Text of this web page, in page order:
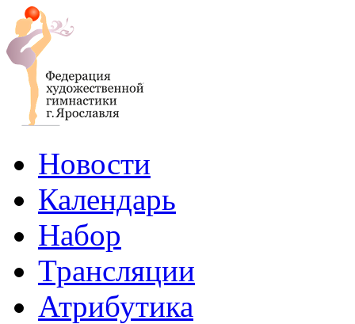
Новости
Календарь
Набор
Трансляции
Атрибутика